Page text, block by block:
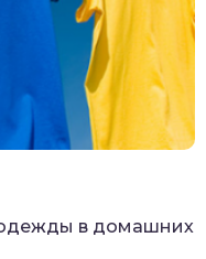
одежды в домашних